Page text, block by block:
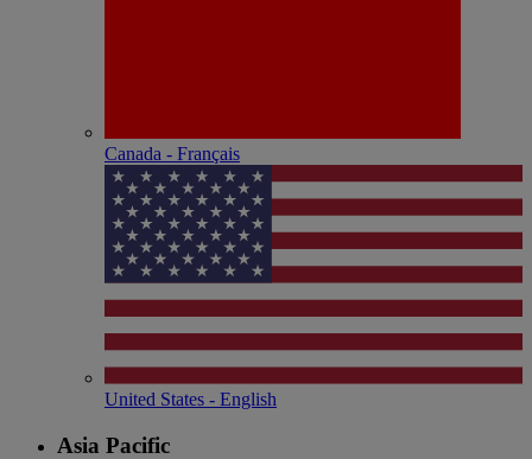
Canada - Français
United States - English
Asia Pacific